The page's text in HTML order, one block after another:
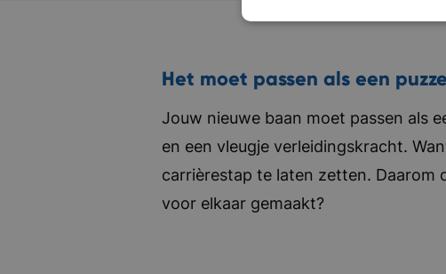
Het moet passen als een
Jouw nieuwe baan moet passen als
en een vleugje verleidingskracht.
carrièrestap te laten zetten. Daarom
voor elkaar gemaakt?